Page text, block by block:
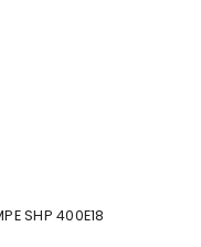
SHP 400E18